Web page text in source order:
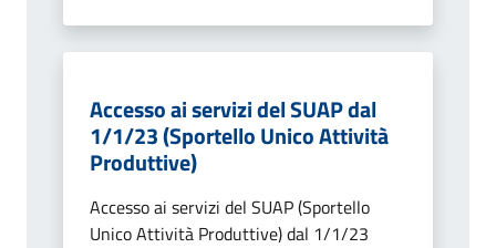
Accesso ai servizi del SUAP dal
1/1/23 (Sportello Unico Attività
Produttive)
Accesso ai servizi del SUAP (Sportello
Unico Attività Produttive) dal 1/1/23